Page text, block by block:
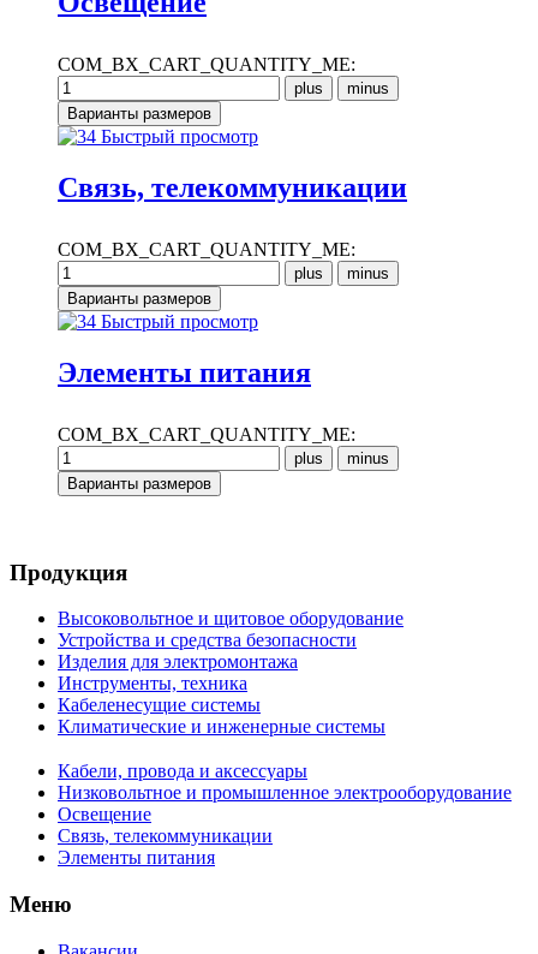
COM_BX_CART_QUANTITY_ME:
Быстрый просмотр
Связь, телекоммуникации
COM_BX_CART_QUANTITY_ME:
Быстрый просмотр
Элементы питания
COM_BX_CART_QUANTITY_ME:
Продукция
Высоковольтное и щитовое оборудование
Устройства и средства безопасности
Изделия для электромонтажа
Инструменты, техника
Кабеленесущие системы
Климатические и инженерные системы
Кабели, провода и аксессуары
Низковольтное и промышленное электрооборудование
Освещение
Связь, телекоммуникации
Элементы питания
Меню